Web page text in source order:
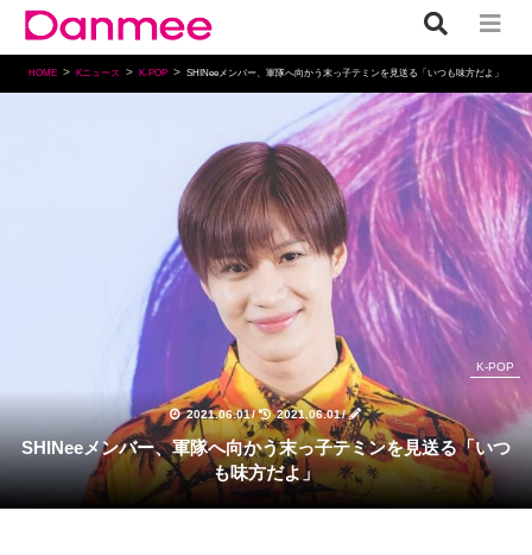
HOME Kニュース K-POP SHINeeメンバー、軍隊へ向かう末っ子テミンを見送る「いつも味方だよ」
2021.06.01/ 2021.06.01/
K-POP
SHINeeメンバー、軍隊へ向かう末っ子テミンを見送る「いつ
も味方だよ」